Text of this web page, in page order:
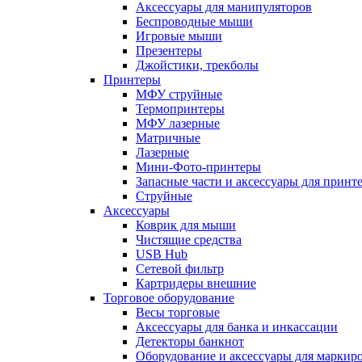
Аксессуары для манипуляторов
Беспроводные мыши
Игровые мыши
Презентеры
Джойстики, трекболы
Принтеры
МФУ струйные
Термопринтеры
МФУ лазерные
Матричные
Лазерные
Мини-Фото-принтеры
Запасные части и аксессуары для
Струйные
Аксессуары
Коврик для мыши
Чистящие средства
USB Hub
Сетевой фильтр
Картридеры внешние
Торговое оборудование
Весы торговые
Аксессуары для банка и инкассации
Детекторы банкнот
Оборудование и аксессуары для